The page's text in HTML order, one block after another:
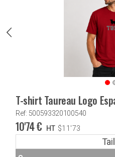
T-shirt Taureau Logo
Ref: 500593320100540
10'74€ HT $11'73